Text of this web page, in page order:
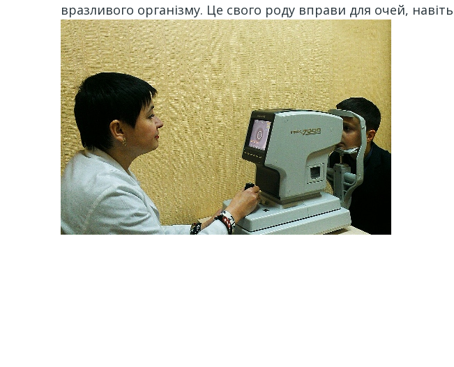
вразливого організму. Це свого роду вправи для очей, навіть